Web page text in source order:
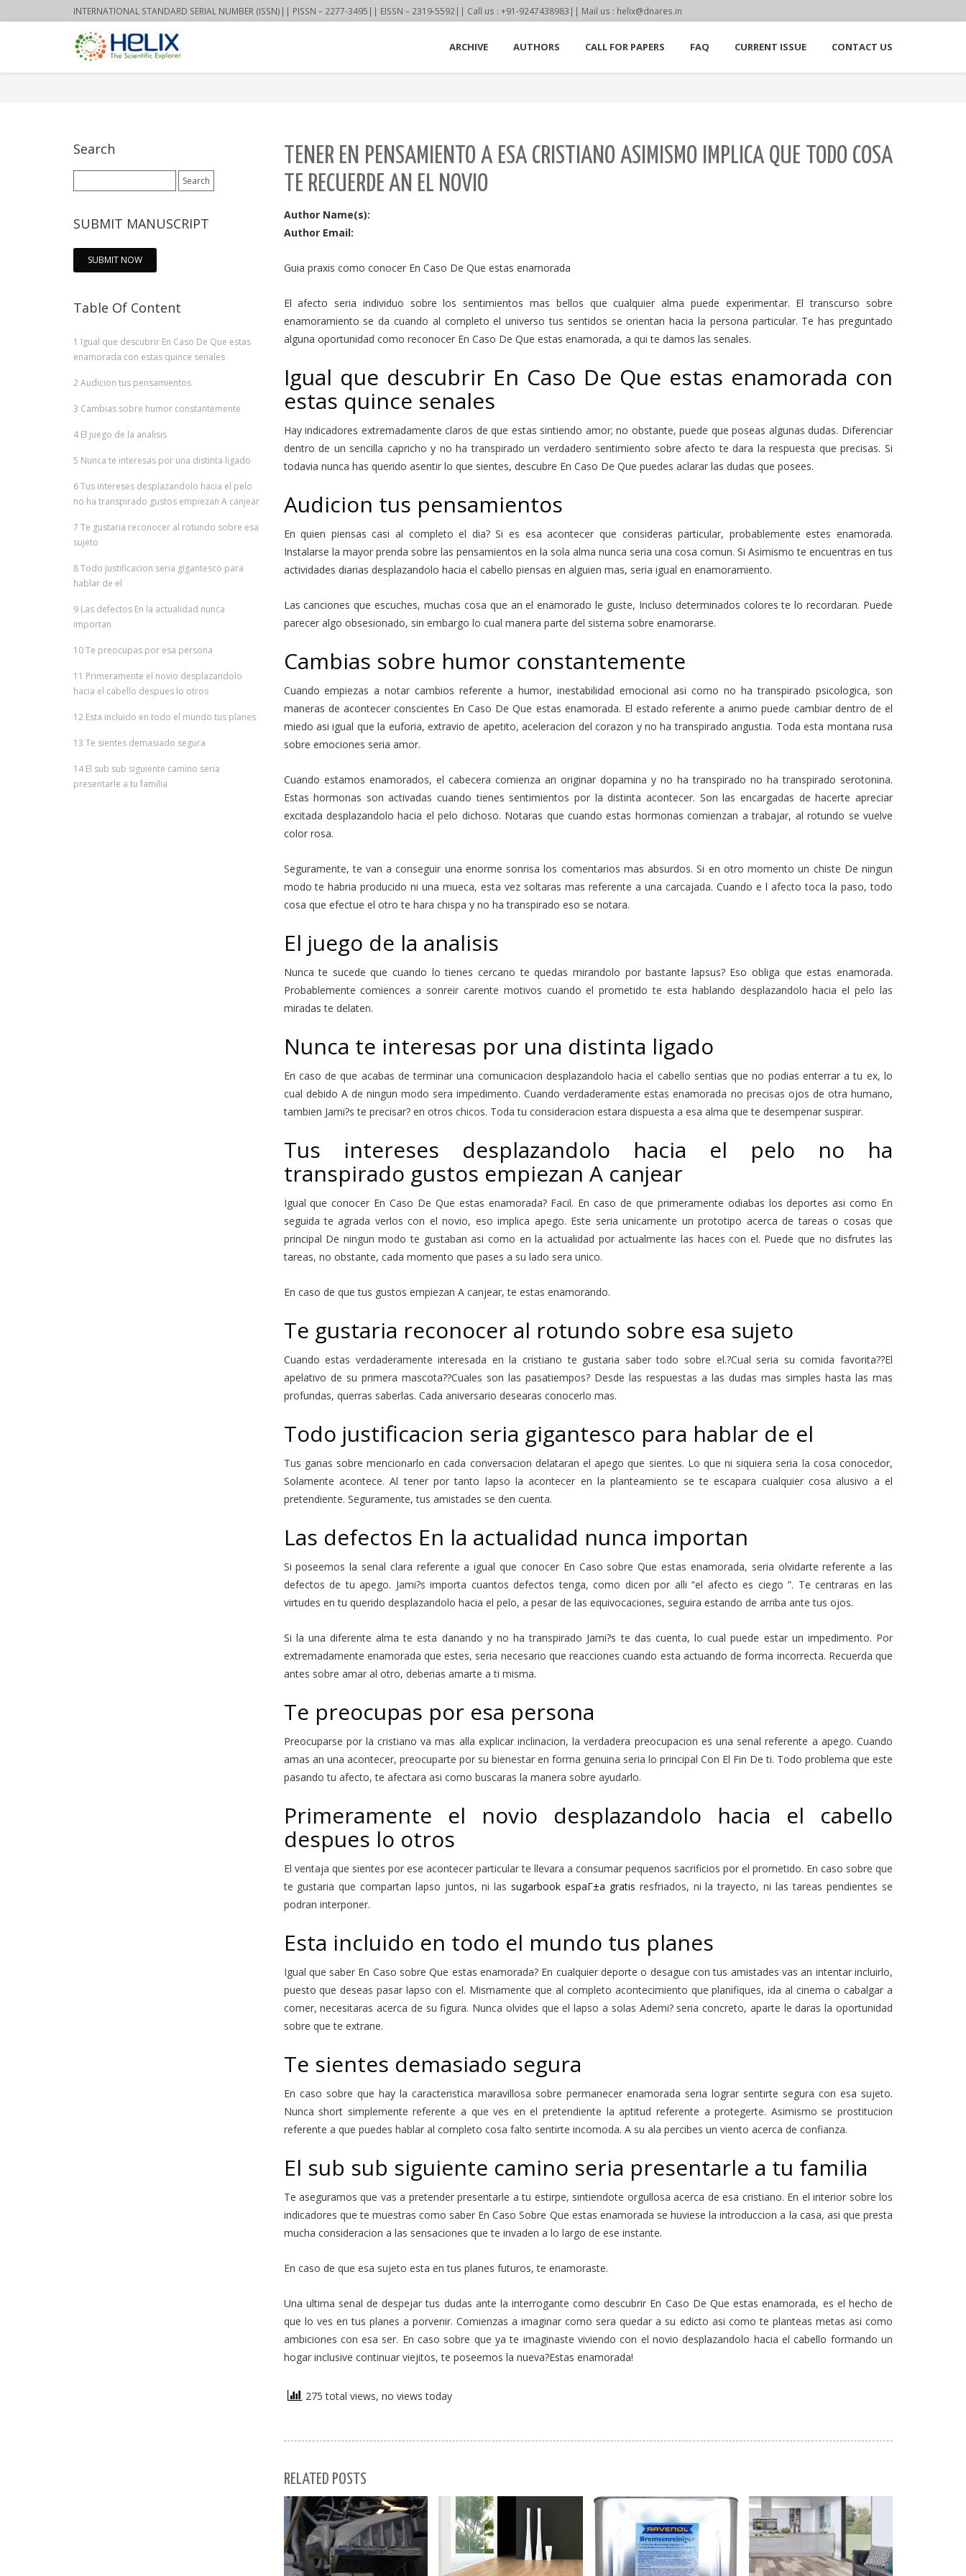
INTERNATIONAL STANDARD SERIAL NUMBER (ISSN)|| PISSN – 2277-3495|| EISSN – 2319-5592|| Call us : +91-9247438983|| Mail us : helix@dnares.in
ARCHIVE AUTHORS CALL FOR PAPERS FAQ CURRENT ISSUE CONTACT US
TENER EN PENSAMIENTO A ESA CRISTIANO ASIMISMO IMPLICA QUE TODO COSA
TE RECUERDE AN EL NOVIO
Author Name(s):
Author Email:
Guia praxis como conocer En Caso De Que estas enamorada
El afecto seri­a individuo sobre los sentimientos mas bellos que cualquier alma puede experimentar. El transcurso sobre
enamoramiento se da cuando al completo el universo tus sentidos se orientan hacia la persona particular. Te has preguntado
alguna oportunidad como reconocer En Caso De Que estas enamorada, a qui te damos las senales.
Igual que descubrir En Caso De Que estas enamorada con
estas quince senales
Hay indicadores extremadamente claros de que estas sintiendo amor; no obstante, puede que poseas algunas dudas. Diferenciar
dentro de un sencilla capricho y no ha transpirado un verdadero sentimiento sobre afecto te dara la respuesta que precisas. Si
todavia nunca has querido asentir lo que sientes, descubre En Caso De Que puedes aclarar las dudas que posees.
Audicion tus pensamientos
En quien piensas casi al completo el dia? Si es esa acontecer que consideras particular, probablemente estes enamorada.
Instalarse la mayor prenda sobre las pensamientos en la sola alma nunca seri­a una cosa comun. Si Asimismo te encuentras en tus
actividades diarias desplazandolo hacia el cabello piensas en alguien mas, seri­a igual en enamoramiento.
Las canciones que escuches, muchas cosa que an el enamorado le guste, Incluso determinados colores te lo recordaran. Puede
parecer algo obsesionado, sin embargo lo cual manera parte del sistema sobre enamorarse.
Cambias sobre humor constantemente
Cuando empiezas a notar cambios referente a humor, inestabilidad emocional asi­ como no ha transpirado psicologica, son
maneras de acontecer conscientes En Caso De Que estas enamorada. El estado referente a animo puede cambiar dentro de el
miedo asi­ igual que la euforia, extravio de apetito, aceleracion del corazon y no ha transpirado angustia. Toda esta montana rusa
sobre emociones seri­a amor.
Cuando estamos enamorados, el cabecera comienza an originar dopamina y no ha transpirado no ha transpirado serotonina.
Estas hormonas son activadas cuando tienes sentimientos por la distinta acontecer. Son las encargadas de hacerte apreciar
excitada desplazandolo hacia el pelo dichoso. Notaras que cuando estas hormonas comienzan a trabajar, al rotundo se vuelve
color rosa.
Seguramente, te van a conseguir una enorme sonrisa los comentarios mas absurdos. Si en otro momento un chiste De ningun
modo te habria producido ni una mueca, esta vez soltaras mas referente a una carcajada. Cuando e l afecto toca la paso, todo
cosa que efectue el otro te hara chispa y no ha transpirado eso se notara.
El juego de la analisis
Nunca te sucede que cuando lo tienes cercano te quedas mirandolo por bastante lapsus? Eso obliga que estas enamorada.
Probablemente comiences a sonreir carente motivos cuando el prometido te esta hablando desplazandolo hacia el pelo las
miradas te delaten.
Nunca te interesas por una distinta ligado
En caso de que acabas de terminar una comunicacion desplazandolo hacia el cabello sentias que no podias enterrar a tu ex, lo
cual debido A de ningun modo sera impedimento. Cuando verdaderamente estas enamorada no precisas ojos de otra humano,
tambien Jami?s te precisar? en otros chicos. Toda tu consideracion estara dispuesta a esa alma que te desempenar suspirar.
Tus intereses desplazandolo hacia el pelo no ha
transpirado gustos empiezan A canjear
Igual que conocer En Caso De Que estas enamorada? Facil. En caso de que primeramente odiabas los deportes asi­ como En
seguida te agrada verlos con el novio, eso implica apego. Este seri­a unicamente un prototipo acerca de tareas o cosas que
principal De ningun modo te gustaban asi­ como en la actualidad por actualmente las haces con el. Puede que no disfrutes las
tareas, no obstante, cada momento que pases a su lado sera unico.
En caso de que tus gustos empiezan A canjear, te estas enamorando.
Te gustaria reconocer al rotundo sobre esa sujeto
Cuando estas verdaderamente interesada en la cristiano te gustaria saber todo sobre el.?Cual seri­a su comida favorita??El
apelativo de su primera mascota??Cuales son las pasatiempos? Desde las respuestas a las dudas mas simples hasta las mas
profundas, querras saberlas. Cada aniversario desearas conocerlo mas.
Todo justificacion seri­a gigantesco para hablar de el
Tus ganas sobre mencionarlo en cada conversacion delataran el apego que sientes. Lo que ni siquiera seri­a la cosa conocedor,
Solamente acontece. Al tener por tanto lapso la acontecer en la planteamiento se te escapara cualquier cosa alusivo a el
pretendiente. Seguramente, tus amistades se den cuenta.
Las defectos En la actualidad nunca importan
Si poseemos la senal clara referente a igual que conocer En Caso sobre Que estas enamorada, seri­a olvidarte referente a las
defectos de tu apego. Jami?s importa cuantos defectos tenga, como dicen por alli “el afecto es ciego ”. Te centraras en las
virtudes en tu querido desplazandolo hacia el pelo, a pesar de las equivocaciones, seguira estando de arriba ante tus ojos.
Si la una diferente alma te esta danando y no ha transpirado Jami?s te das cuenta, lo cual puede estar un impedimento. Por
extremadamente enamorada que estes, seri­a necesario que reacciones cuando esta actuando de forma incorrecta. Recuerda que
antes sobre amar al otro, deberias amarte a ti misma.
Te preocupas por esa persona
Preocuparse por la cristiano va mas alla explicar inclinacion, la verdadera preocupacion es una senal referente a apego. Cuando
amas an una acontecer, preocuparte por su bienestar en forma genuina seri­a lo principal Con El Fin De ti. Todo problema que este
pasando tu afecto, te afectara asi­ como buscaras la manera sobre ayudarlo.
Primeramente el novio desplazandolo hacia el cabello
despues lo otros
El ventaja que sientes por ese acontecer particular te llevara a consumar pequenos sacrificios por el prometido. En caso sobre que
te gustaria que compartan lapso juntos, ni las sugarbook espaГ±a gratis resfriados, ni la trayecto, ni las tareas pendientes se
podran interponer.
Esta incluido en todo el mundo tus planes
Igual que saber En Caso sobre Que estas enamorada? En cualquier deporte o desague con tus amistades vas an intentar incluirlo,
puesto que deseas pasar lapso con el. Mismamente que al completo acontecimiento que planifiques, ida al cinema o cabalgar a
comer, necesitaras acerca de su figura. Nunca olvides que el lapso a solas Ademi? seri­a concreto, aparte le daras la oportunidad
sobre que te extrane.
Te sientes demasiado segura
En caso sobre que hay la caracteristica maravillosa sobre permanecer enamorada seri­a lograr sentirte segura con esa sujeto.
Nunca short simplemente referente a que ves en el pretendiente la aptitud referente a protegerte. Asimismo se prostitucion
referente a que puedes hablar al completo cosa falto sentirte incomoda. A su ala percibes un viento acerca de confianza.
El sub sub siguiente camino seri­a presentarle a tu familia
Te aseguramos que vas a pretender presentarle a tu estirpe, sintiendote orgullosa acerca de esa cristiano. En el interior sobre los
indicadores que te muestras como saber En Caso Sobre Que estas enamorada se huviese la introduccion a la casa, asi que presta
mucha consideracion a las sensaciones que te invaden a lo largo de ese instante.
En caso de que esa sujeto esta en tus planes futuros, te enamoraste.
Una ultima senal de despejar tus dudas ante la interrogante como descubrir En Caso De Que estas enamorada, es el hecho de
que lo ves en tus planes a porvenir. Comienzas a imaginar como sera quedar a su edicto asi­ como te planteas metas asi­ como
ambiciones con esa ser. En caso sobre que ya te imaginaste viviendo con el novio desplazandolo hacia el cabello formando un
hogar inclusive continuar viejitos, te poseemos la nueva?Estas enamorada!
275 total views, no views today
RELATED POSTS
Search
for:
SUBMIT MANUSCRIPT
SUBMIT NOW
Table Of Content
1 Igual que descubrir En Caso De Que estas
enamorada con estas quince senales
2 Audicion tus pensamientos
3 Cambias sobre humor constantemente
4 El juego de la analisis
5 Nunca te interesas por una distinta ligado
6Tus intereses desplazandolo hacia el pelo
no ha transpirado gustos empiezan A canjear
7 Te gustaria reconocer al rotundo sobre esa
sujeto
8Todo justificacion seri­a gigantesco para
hablar de el
9 Las defectos En la actualidad nunca
importan
10Te preocupas por esa persona
11 Primeramente el novio desplazandolo
hacia el cabello despues lo otros
12 Esta incluido en todo el mundo tus planes
13 Te sientes demasiado segura
14 El sub sub siguiente camino seri­a
presentarle a tu familia